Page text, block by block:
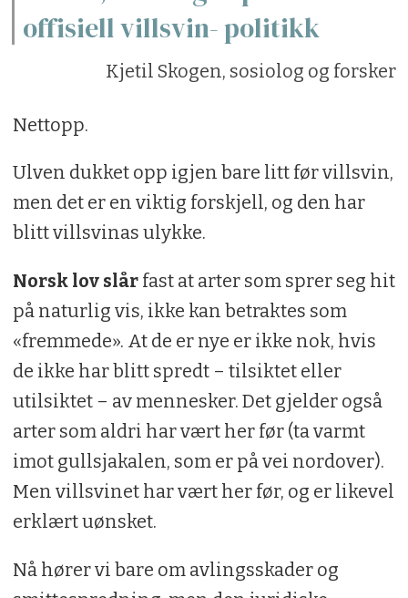
offisiell villsvin- politikk
Kjetil Skogen, sosiolog og forsker
Nettopp.
Ulven dukket opp igjen bare litt før villsvin,
men det er en viktig forskjell, og den har
blitt villsvinas ulykke.
Norsk lov slårfast at arter som sprer seg hit
på naturlig vis, ikke kan betraktes som
«fremmede». At de er nye er ikke nok, hvis
de ikke har blitt spredt – tilsiktet eller
utilsiktet – av mennesker. Det gjelder også
arter som aldri har vært her før (ta varmt
imot gullsjakalen, som er på vei nordover).
Men villsvinet har vært her før, og er likevel
erklært uønsket.
Nå hører vi bare om avlingsskader og